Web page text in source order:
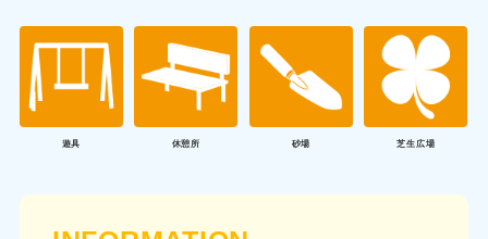
遊具 休憩所 砂場 芝生広場